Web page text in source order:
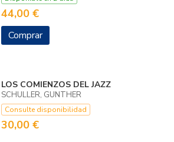
44,00 €
Comprar
LOS COMIENZOS DEL JAZZ
SCHULLER, GUNTHER
Consulte disponibilidad
30,00 €